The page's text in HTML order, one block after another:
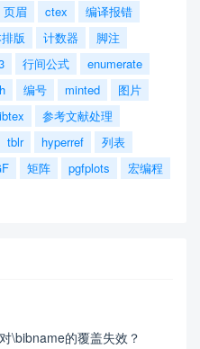
页眉 ctex
编译报错
版 计数器
脚注
行间公式
enumerate
编号 minted
图片
参考文献处理
tblr hyperref
列表
矩阵 pgfplots
宏编程
\bibname的覆盖失效？